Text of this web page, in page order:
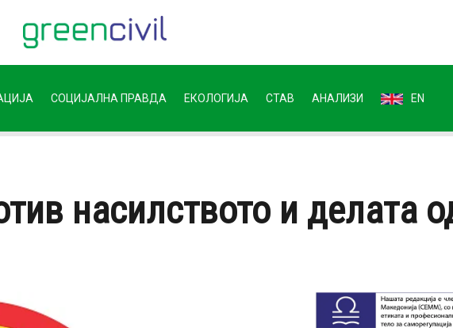
СОЦИЈАЛНА ПРАВДА ЕКОЛОГИЈА СТАВ АНАЛИЗИ EN
насилството и делата